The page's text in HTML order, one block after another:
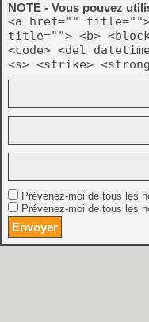
NOTE - Vous pouvez
<a href="" title="">
title=""> <b>
<code> <del
<s> <strike>
Prévenez-moi de tous les
Prévenez-moi de tous les